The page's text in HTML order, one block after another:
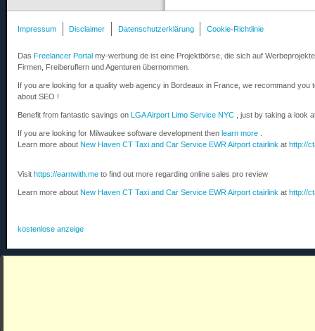
Impressum Disclaimer Datenschutzerklärung Cookie-Richtlinie
Das Freelancer Portal my-werbung.de ist eine Projektbörse, die sich auf
Firmen, Freiberuflern und Agenturen übernommen.
If you are looking for a quality web agency in Bordeaux in France, we recommand you
about SEO !
Benefit from fantastic savings on LGA Airport Limo Service NYC , just by taking a look
If you are looking for Milwaukee software development then learn more
Learn more about New Haven CT Taxi and Car Service EWR Airport ctairlink at http://
Visit https://earnwith.me to find out more regarding online sales pro review
Learn more about New Haven CT Taxi and Car Service EWR Airport ctairlink at http://
kostenlose anzeige